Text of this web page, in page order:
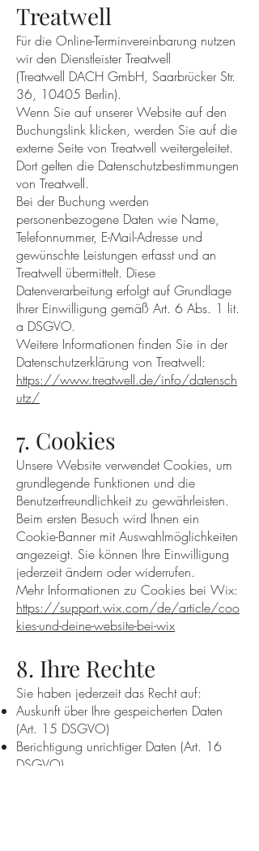
Treatwell
Für die Online-Terminvereinbarung nutzen
wir den Dienstleister Treatwell
(Treatwell DACH GmbH, Saarbrücker Str.
36, 10405 Berlin).
Wenn Sie auf unserer Website auf den
Buchungslink klicken, werden Sie auf die
externe Seite von Treatwell weitergeleitet.
Dort gelten die Datenschutzbestimmungen
von Treatwell.
Bei der Buchung werden
personenbezogene Daten wie Name,
Telefonnummer, E-Mail-Adresse und
gewünschte Leistungen erfasst und an
Treatwell übermittelt. Diese
Datenverarbeitung erfolgt auf Grundlage
Ihrer Einwilligung gemäß Art. 6 Abs. 1 lit.
a DSGVO.
Weitere Informationen finden Sie in der
Datenschutzerklärung von Treatwell:
https://www.treatwell.de/info/datensch
utz/
7. Cookies
Unsere Website verwendet Cookies, um
grundlegende Funktionen und die
Benutzerfreundlichkeit zu gewährleisten.
Beim ersten Besuch wird Ihnen ein
Cookie-Banner mit Auswahlmöglichkeiten
angezeigt. Sie können Ihre Einwilligung
jederzeit ändern oder widerrufen.
Mehr Informationen zu Cookies bei Wix:
https://support.wix.com/de/article/coo
kies-und-deine-website-bei-wix
8. Ihre Rechte
Sie haben jederzeit das Recht auf:
Auskunft über Ihre gespeicherten Daten
(Art. 15 DSGVO)
Berichtigung unrichtiger Daten (Art. 16
DSGVO)